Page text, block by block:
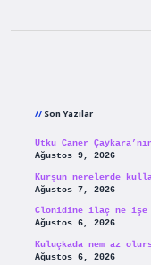
Son Yazılar
Utku Caner
Ağustos 9, 2026
Kurşun nerelerde
Ağustos 7, 2026
Clonidine ilaç ne işe
Ağustos 6, 2026
Kuluçkada nem az
Ağustos 6, 2026